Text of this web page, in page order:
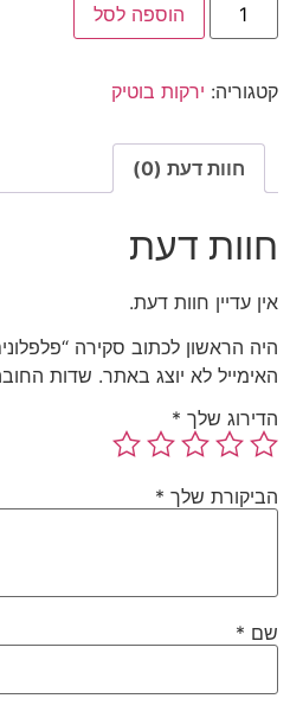
הוספה לסל
קטגוריה: ירקות בוטיק
חוות דעת (0)
חוות דעת
אין עדיין חוות דעת.
היה הראשון לכתוב סקירה
האימייל לא יוצג באתר. שדות
הדירוג שלך *
הביקורת שלך *
שם *